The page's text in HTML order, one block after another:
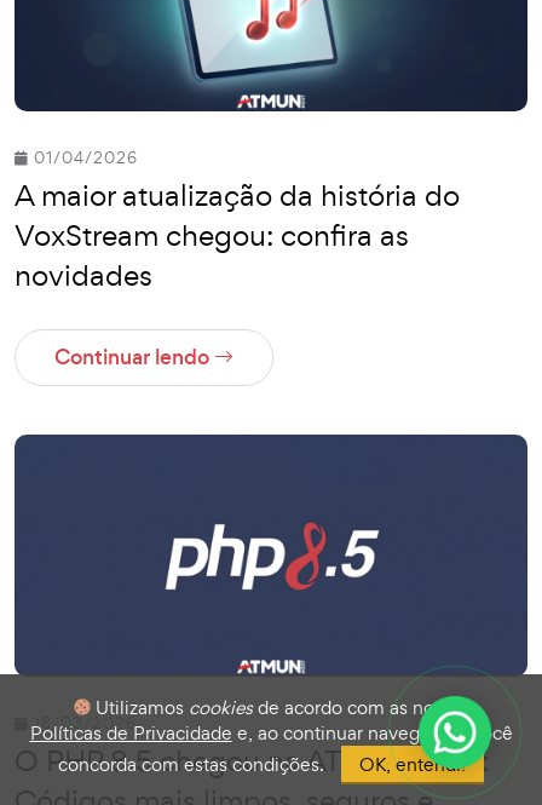
01/04/2026
A maior atualização da história do
VoxStream chegou: confira as
novidades
Continuar lendo
18/03/2026
O PHP 8.5 chegou na ATMUN Host:
Utilizamos cookiesde acordo com as nossas
Políticas de Privacidade e, ao continuar navegando, você
concorda com estas condições.
OK, entendi!